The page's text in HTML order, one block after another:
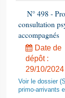
N° 498 -
consultation
accompagnés
Date de
dépôt :
29/10/2024
Voir le dossier
primo-arrivants